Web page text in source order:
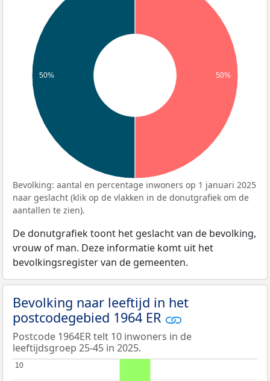
50% 50%
Bevolking: aantal en percentage inwoners op 1 januari 2025
naar geslacht (klik op de vlakken in de donutgrafiek om de
aantallen te zien).
De donutgrafiek toont het geslacht van de bevolking,
vrouw of man. Deze informatie komt uit het
bevolkingsregister van de gemeenten.
Bevolking naar leeftijd in het
postcodegebied 1964 ER
Postcode 1964ER telt 10 inwoners in de
leeftijdsgroep 25-45 in 2025.
10
10